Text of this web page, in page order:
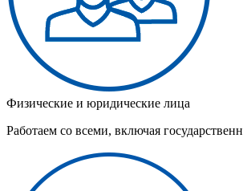
Физические и юридические лица
Работаем со всеми, включая